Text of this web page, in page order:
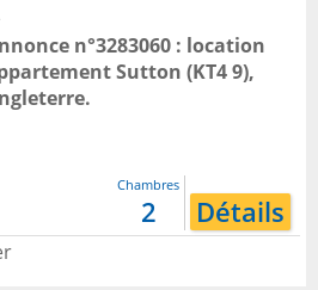
n°3283060 : location
Sutton (KT4 9),
.
Chambres
2 Détails